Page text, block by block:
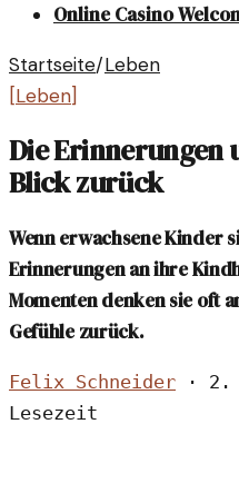
Online Casino
Startseite/Leben
[Leben]
Die Erinnerungen
Blick zurück
Wenn erwachsene Kinder
Erinnerungen an ihre
Momenten denken sie oft
Gefühle zurück.
Felix Schneider · 2.
Lesezeit